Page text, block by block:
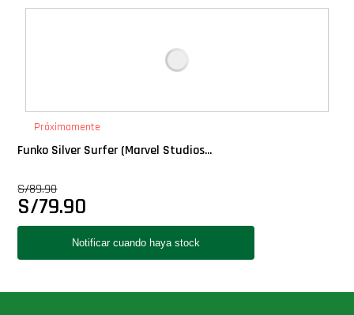
Próximamente
Funko Silver Surfer (Marvel Studios...
S/89.90
S/79.90